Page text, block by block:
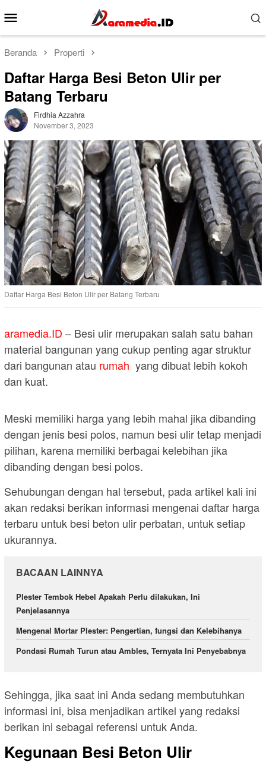
ke
kontenMobile
Beranda Properti
Daftar Harga Besi Beton Ulir per
Batang Terbaru
Firdhia Azzahra
November 3, 2023
Daftar Harga Besi Beton Ulir per Batang Terbaru
aramedia.ID – Besi ulir merupakan salah satu bahan
material bangunan yang cukup penting agar struktur
dari bangunan atau rumah yang dibuat lebih kokoh
dan kuat.
Meski memiliki harga yang lebih mahal jika dibanding
dengan jenis besi polos, namun besi ulir tetap menjadi
pilihan, karena memiliki berbagai kelebihan jika
dibanding dengan besi polos.
Sehubungan dengan hal tersebut, pada artikel kali ini
akan redaksi berikan informasi mengenai daftar harga
terbaru untuk besi beton ulir perbatan, untuk setiap
ukurannya.
BACAAN LAINNYA
Plester Tembok Hebel Apakah Perlu dilakukan, Ini
Penjelasannya
Mengenal Mortar Plester: Pengertian, fungsi dan Kelebihanya
Pondasi Rumah Turun atau Ambles, Ternyata Ini Penyebabnya
Sehingga, jika saat ini Anda sedang membutuhkan
informasi ini, bisa menjadikan artikel yang redaksi
berikan ini sebagai referensi untuk Anda.
Kegunaan Besi Beton Ulir